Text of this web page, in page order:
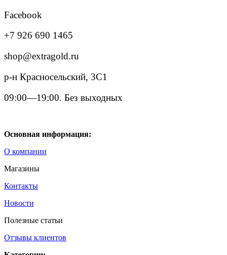
Facebook
+7 926 690 1465
shop@extragold.ru
р-н Красносельский, 3С1
09:00—19:00. Без выходных
Основная информация:
О компании
Магазины
Контакты
Новости
Полезные статьи
Отзывы клиентов